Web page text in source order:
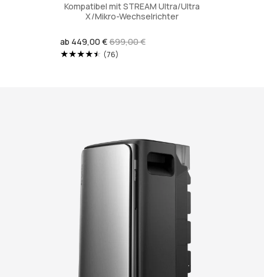
Kompatibel mit STREAM Ultra/Ultra
X/Mikro-Wechselrichter
Verkaufspreis
ab 449,00 € Regulärer
Preis
699,00 €
(76)